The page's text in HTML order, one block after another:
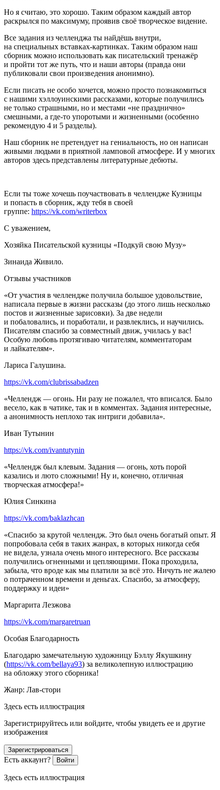
Но я считаю, это хорошо. Таким образом каждый автор
раскрылся по максимуму, проявив своё творческое видение.
Все задания из челленджа ты найдёшь внутри,
на специальных вставках-картинках. Таким образом наш
сборник можно использовать как писательский тренажёр
и пройти тот же путь, что и наши авторы (правда они
публиковали свои произведения анонимно).
Если писать не особо хочется, можно просто познакомиться
с нашими хэллоуинскими рассказами, которые получились
не только страшными, но и местами «не празднично»
смешными, а где-то упоротыми и жизненными (особенно
рекомендую 4 и 5 разделы).
Наш сборник не претендует на гениальность, но он написан
живыми людьми в приятной ламповой атмосфере. И у многих
авторов здесь представлены литературные дебюты.
Если ты тоже хочешь поучаствовать в челлендже Кузницы
и попасть в сборник, жду тебя в своей
группе: https://vk.com/writerbox
С уважением,
Хозяйка Писательской кузницы «Подкуй свою Музу»
Зинаида Живило.
Отзывы участников
«От участия в челлендже получила большое удовольствие,
написала первые в жизни рассказы (до этого лишь несколько
постов и жизненные зарисовки). За две недели
и побаловались, и поработали, и развлеклись, и научились.
Писателям спасибо за совместный движ, училась у вас!
Особую любовь протягиваю читателям, комментаторам
и лайкателям».
Лариса Галушина.
https://vk.com/clubrissabadzen
«Челлендж — огонь. Ни разу не пожалел, что вписался. Было
весело, как в чатике, так и в комментах. Задания интересные,
а анонимность неплохо так интриги добавила».
Иван Тутынин
https://vk.com/ivantutynin
«Челлендж был клевым. Задания — огонь, хоть порой
казались и люто сложными! Ну и, конечно, отличная
творческая атмосфера!»
Юлия Синкина
https://vk.com/baklazhcan
«Спасибо за крутой челлендж. Это был очень богатый опыт. Я
попробовала себя в таких жанрах, в которых никогда себя
не видела, узнала очень много интересного. Все рассказы
получились огненными и цепляющими. Пока проходила,
забыла, что вроде как мы платили за всё это. Ничуть не жалею
о потраченном времени и деньгах. Спасибо, за атмосферу,
поддержку и идеи»
Маргарита Лезжова
https://vk.com/margaretruan
Особая Благодарность
Благодарю замечательную художницу Бэллу Якушкину
(https://vk.com/bellaya93) за великолепную иллюстрацию
на обложку этого сборника!
Жанр: Лав-стори
Здесь есть иллюстрация
Зарегистрируйтесь или войдите, чтобы увидеть ее и другие
изображения
Зарегистрироваться
Есть аккаунт? Войти
Здесь есть иллюстрация